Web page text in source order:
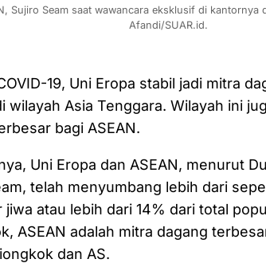
Sujiro Seam saat wawancara eksklusif di
Afandi/SUAR.id.
19, Uni Eropa stabil jadi mitra
wilayah Asia Tenggara. Wilayah ini
bagi ASEAN.
Uni Eropa dan ASEAN, menurut
telah menyumbang lebih dari
jiwa atau lebih dari 14% dari total
ASEAN adalah mitra dagang
dan AS.